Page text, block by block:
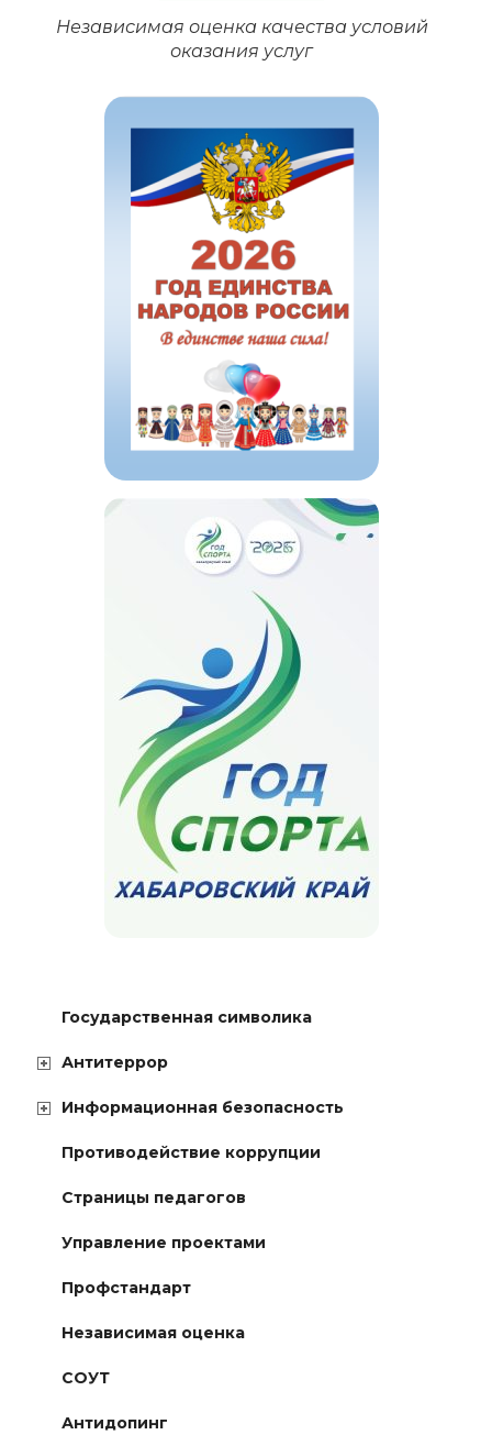
Независимая оценка качества условий
оказания услуг
Государственная символика
Антитеррор
Информационная безопасность
Противодействие коррупции
Страницы педагогов
Управление проектами
Профстандарт
Независимая оценка
СОУТ
Антидопинг